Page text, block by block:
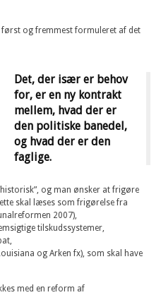
og fremmest formuleret af det
Det, der især er behov
for, er en ny kontrakt
mellem, hvad der er
den politiske banedel,
og hvad der er den
faglige.
og man ønsker at frigøre
skal læses som frigørelse fra
2007),
tilskudssystemer,
og Arken fx), som skal have
med en reform af